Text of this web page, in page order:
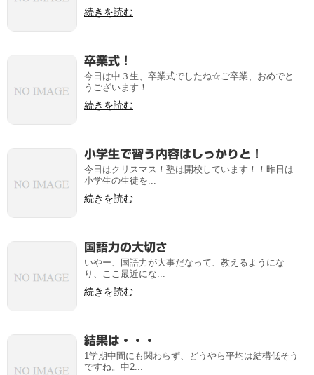
続きを読む
卒業式！
今日は中３生、卒業式でしたね☆ご卒業、おめでと
うございます！...
続きを読む
小学生で習う内容はしっかりと！
今日はクリスマス！塾は開校しています！！昨日は
小学生の生徒を...
続きを読む
国語力の大切さ
いやー、国語力が大事だなって、教えるようにな
り、ここ最近にな...
続きを読む
結果は・・・
1学期中間にも関わらず、どうやら平均は結構低そう
ですね。中2...